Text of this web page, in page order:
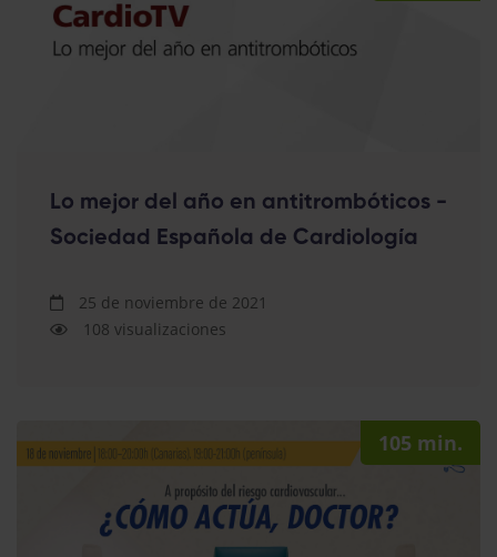
Lo mejor del año en antitrombóticos -
Sociedad Española de Cardiología
25 de noviembre de 2021
108 visualizaciones
105 min.